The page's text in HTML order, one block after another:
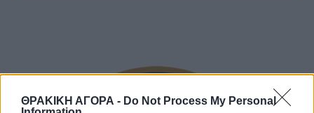
ΘΡΑΚΙΚΗ ΑΓΟΡΑ - Do Not Process My Personal